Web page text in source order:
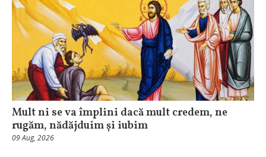
Mult ni se va împlini dacă mult credem, ne
rugăm, nădăjduim și iubim
09 Aug, 2026